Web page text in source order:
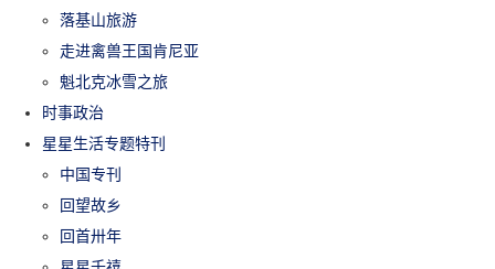
落基山旅游
走进禽兽王国肯尼亚
魁北克冰雪之旅
时事政治
星星生活专题特刊
中国专刊
回望故乡
回首卅年